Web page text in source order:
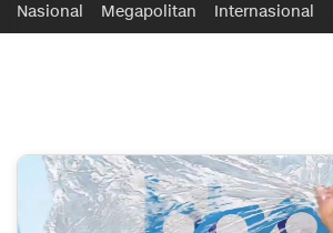
ifakta.co
#pastibenar
Nasional Megapolitan Internasional